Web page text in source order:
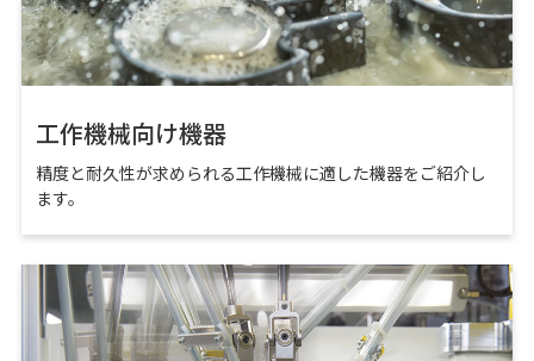
工作機械向け機器
精度と耐久性が求められる工作機械に適した機器をご紹介し
ます。